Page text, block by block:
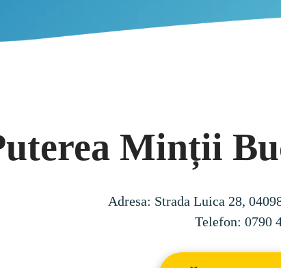
Minții
Adresa: Strada Luica 28,
Telefon: 0790